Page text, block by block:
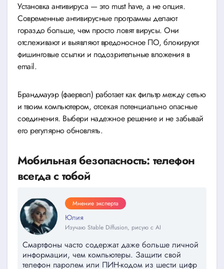
Установка антивируса — это must have, а не опция.
Современные антивирусные программы делают
гораздо больше, чем просто ловят вирусы. Они
отслеживают и выявляют вредоносное ПО, блокируют
фишинговые ссылки и подозрительные вложения в
email.
Брандмауэр (фаервол) работает как фильтр между сетью
и твоим компьютером, отсекая потенциально опасные
соединения. Выбери надежное решение и не забывай
его регулярно обновлять.
Мобильная безопасность: телефон
всегда с тобой
Мнение эксперта
Юлия
Изучаю Stable Diffusion, рисую с AI
Смартфоны часто содержат даже больше личной
информации, чем компьютеры. Защити свой
телефон паролем или ПИН-кодом из шести цифр